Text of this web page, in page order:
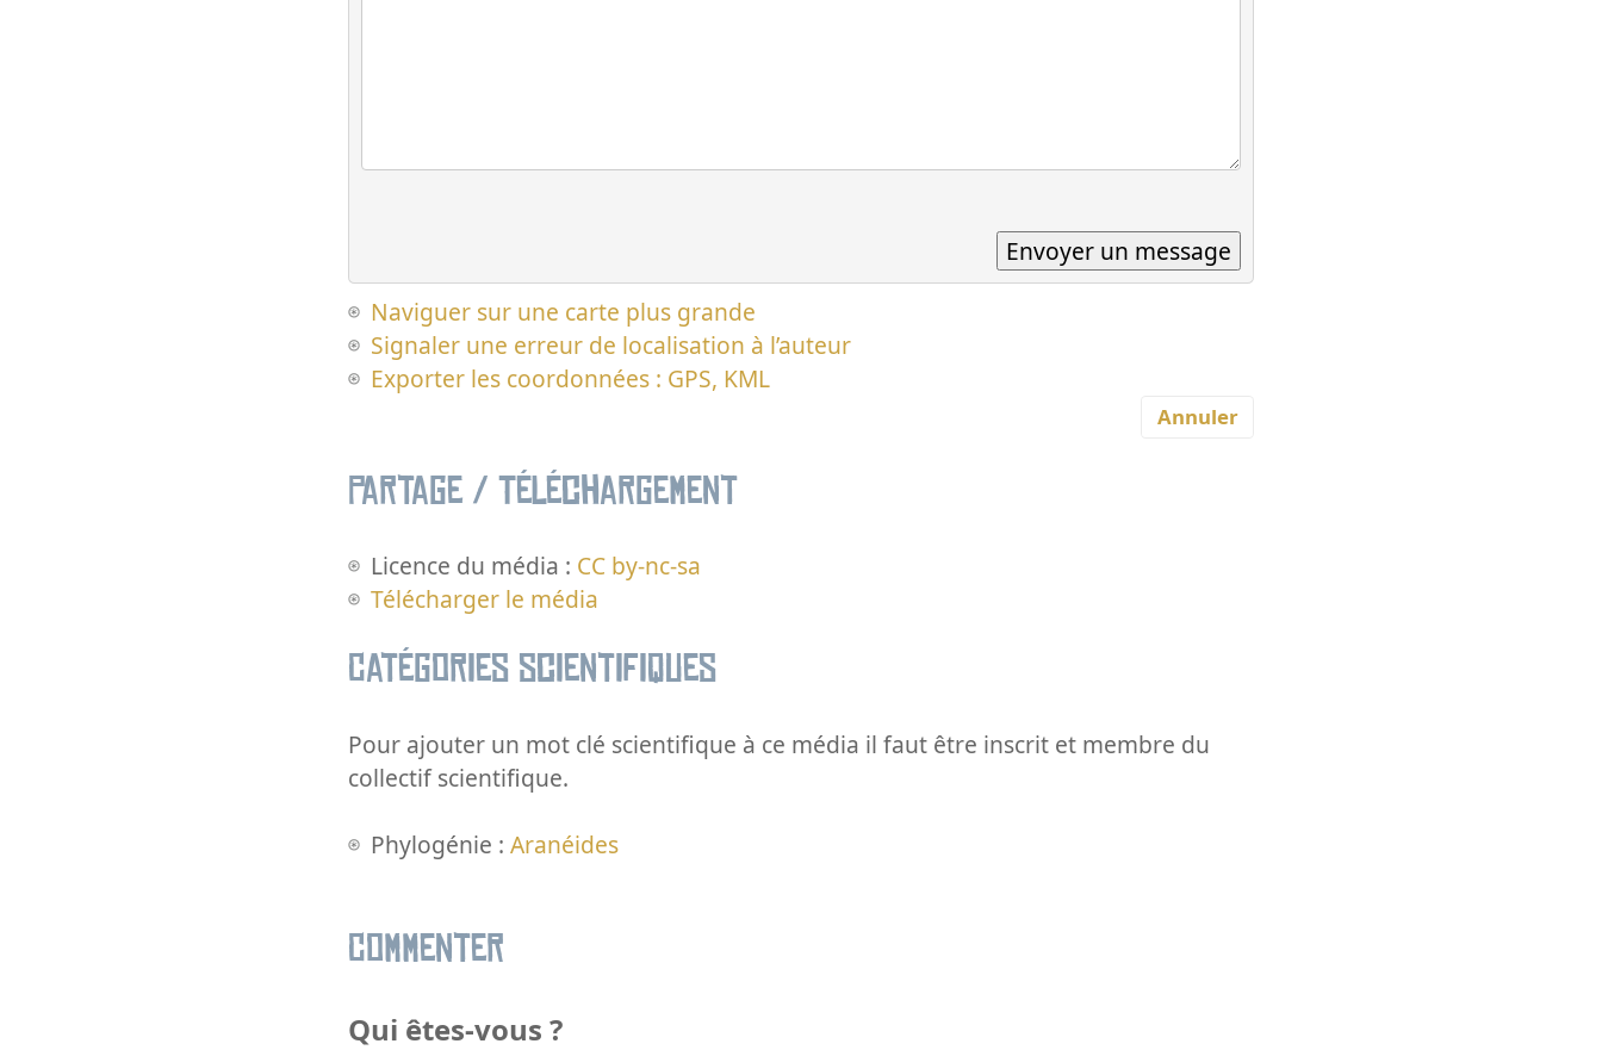
Naviguer sur une carte plus grande
Signaler une erreur de localisation à l’auteur
Exporter les coordonnées : GPS, KML
Annuler
Partage / Téléchargement
Licence du média : CC by-nc-sa
Télécharger le média
Catégories scientifiques
Pour ajouter un mot clé scientifique à ce média il faut être inscrit et membre du
collectif scientifique.
Phylogénie :Aranéides
Commenter
Qui êtes-vous ?